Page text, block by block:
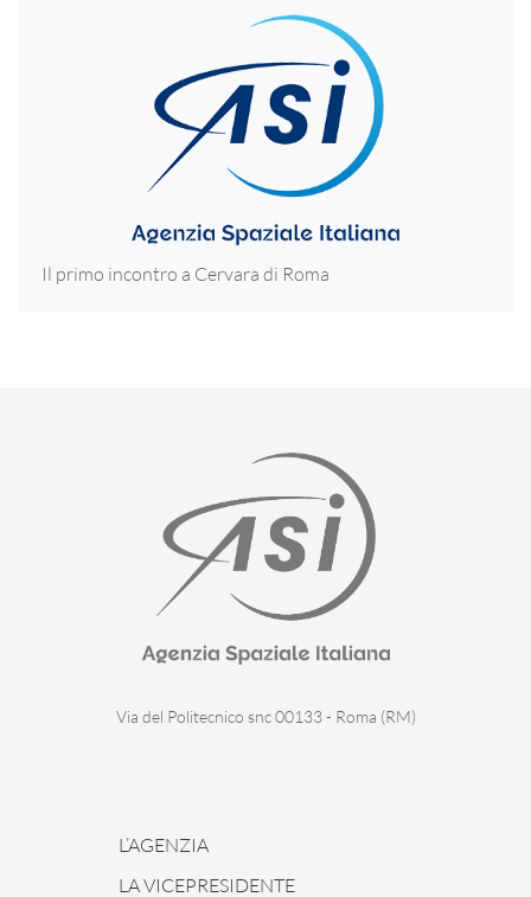
Il primo incontro a Cervara di Roma
Via del Politecnico snc 00133 - Roma (RM)
L’AGENZIA
LA VICEPRESIDENTE